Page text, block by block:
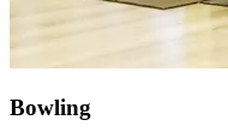
Bowling